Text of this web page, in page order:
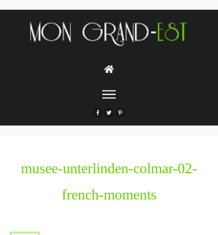
musee-unterlinden-colmar-02-
french-moments